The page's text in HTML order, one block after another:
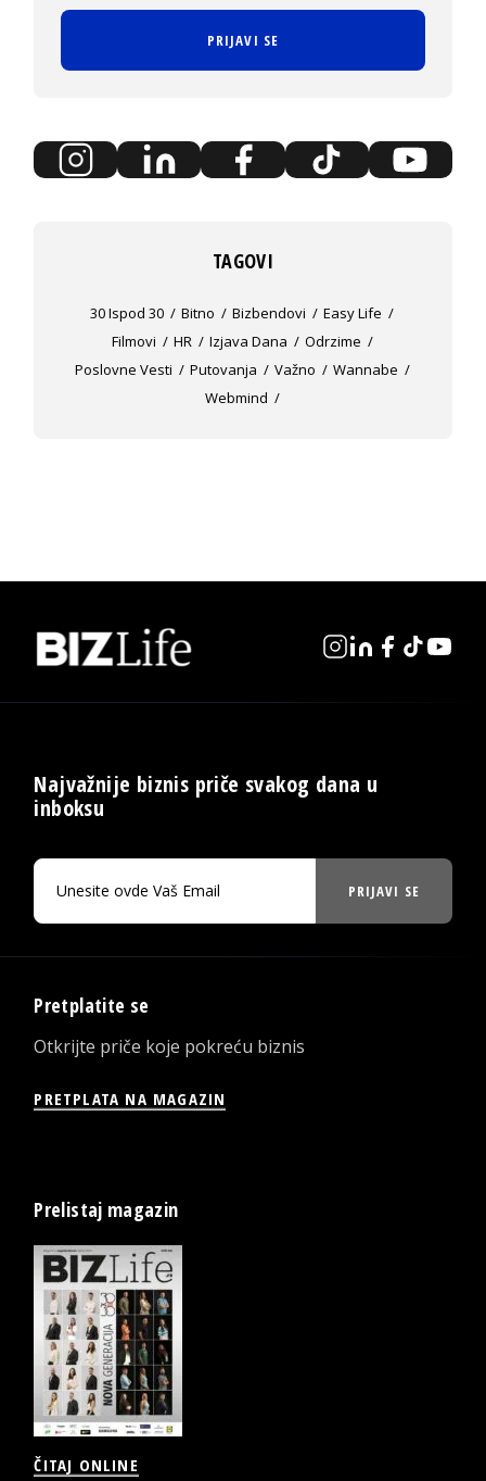
PRIJAVI SE
TAGOVI
30 Ispod 30 Bitno Bizbendovi
Easy Life
Filmovi
HR Izjava Dana
Odrzime
Poslovne Vesti
Putovanja Važno
Wannabe
Webmind
Najvažnije biznis priče svakog dana u
inboksu
PRIJAVI SE
Pretplatite se
Otkrijte priče koje pokreću biznis
PRETPLATA NA MAGAZIN
Prelistaj magazin
ČITAJ ONLINE